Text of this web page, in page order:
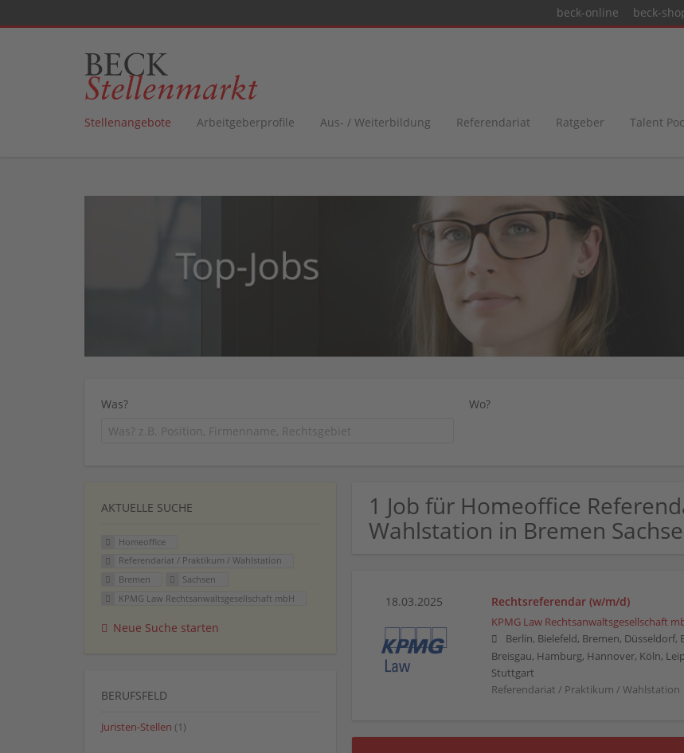
beck-online beck-
Stellenangebote Arbeitgeberprofile Aus- / Weiterbildung Referendariat Ratgeber Talent
Was? Wo?
1 Job für Homeoffice
Wahlstation in Bremen
18.03.2025 Rechtsreferendar (w/m/d)
KPMG Law Rechtsanwaltsgesellschaft
Berlin, Bielefeld, Bremen,
Breisgau, Hamburg, Hannover, Köln,
Stuttgart
Referendariat / Praktikum / Wahlstation
AKTUELLE SUCHE
Homeoffice
Referendariat / Praktikum / Wahlstation
Bremen
Sachsen
KPMG Law Rechtsanwaltsgesellschaft mbH
Neue Suche starten
BERUFSFELD
Juristen-Stellen (1)